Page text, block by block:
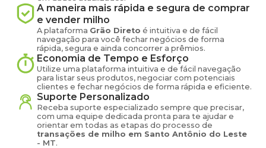
A maneira mais rápida e segura de comprar
e vender milho
A plataforma Grão Direto é intuitiva e de fácil
navegação para você fechar negócios de forma
rápida, segura e ainda concorrer a prêmios.
Economia de Tempo e Esforço
Utilize uma plataforma intuitiva e de fácil navegação
para listar seus produtos, negociar com potenciais
clientes e fechar negócios de forma rápida e eficiente.
Suporte Personalizado
Receba suporte especializado sempre que precisar,
com uma equipe dedicada pronta para te ajudar e
orientar em todas as etapas do processo de
transações de milho em Santo Antônio do Leste
- MT.